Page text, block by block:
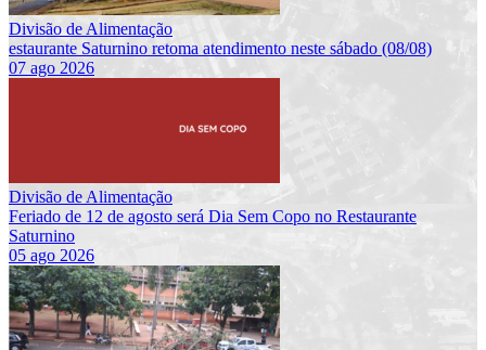
Divisão de Alimentação
estaurante Saturnino retoma atendimento neste sábado (08/08)
07 ago 2026
Divisão de Alimentação
Feriado de 12 de agosto será Dia Sem Copo no Restaurante
Saturnino
05 ago 2026